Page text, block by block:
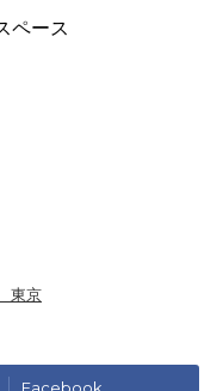
ペース
東京
Facebook